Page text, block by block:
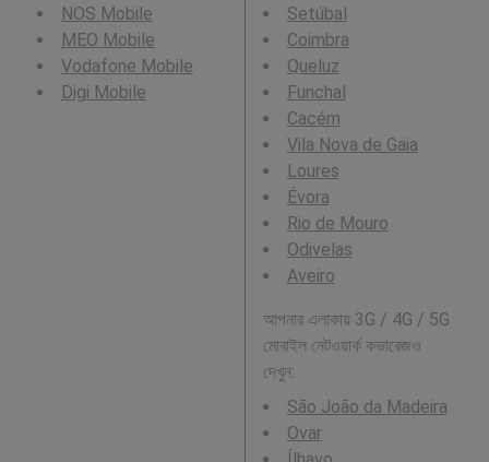
NOS Mobile
MEO Mobile
Vodafone Mobile
Digi Mobile
Setúbal
Coimbra
Queluz
Funchal
Cacém
Vila Nova de Gaia
Loures
Évora
Rio de Mouro
Odivelas
Aveiro
আপনার এলাকায় 3G / 4G / 5G
মোবাইল নেটওয়ার্ক কভারেজও
দেখুন:
São João da Madeira
Ovar